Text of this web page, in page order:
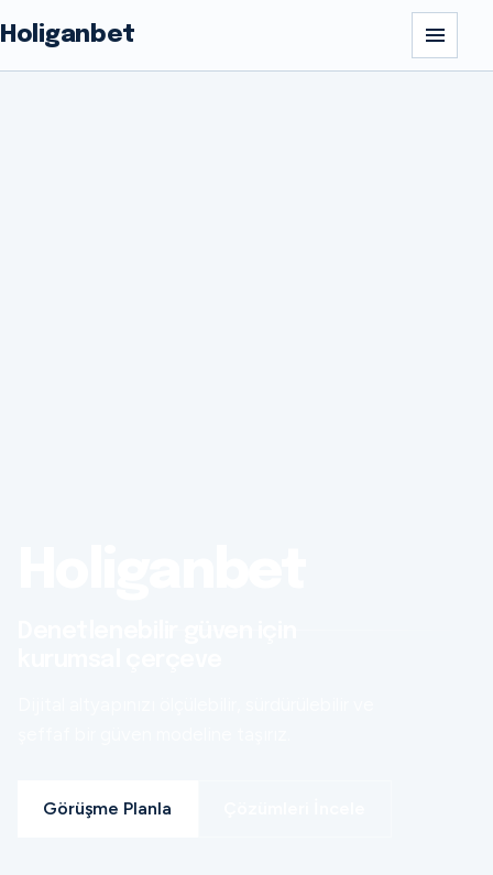
Holiganbet
Görüşme Planla